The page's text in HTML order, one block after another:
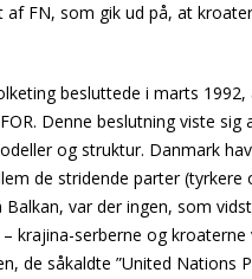
FN, som gik ud på, at
besluttede i marts
Denne beslutning viste
og struktur. Danmark
de stridende parter
var der ingen, som
krajina-serberne og
de såkaldte ”United Nations